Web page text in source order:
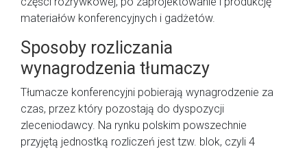
materiałów konferencyjnych i gadżetów.
Sposoby rozliczania
wynagrodzenia tłumaczy
Tłumacze konferencyjni pobierają wynagrodzenie za
czas, przez który pozostają do dyspozycji
zleceniodawcy. Na rynku polskim powszechnie
przyjętą jednostką rozliczeń jest tzw. blok, czyli 4